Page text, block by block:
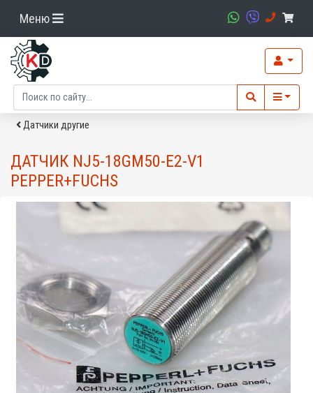
Меню
Датчики другие
ДАТЧИК NJ5-18GM50-E2-V1
PEPPER+FUCHS